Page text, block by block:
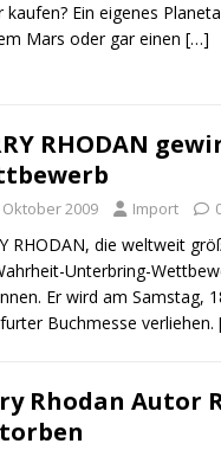
kaufen? Ein eigenes
Mars oder gar einen […]
RHODAN
Oktober 2009 Import
RHODAN, die weltweit
Unterbring-
Er wird am Samstag,
Buchmesse verliehen.
Rhodan Autor